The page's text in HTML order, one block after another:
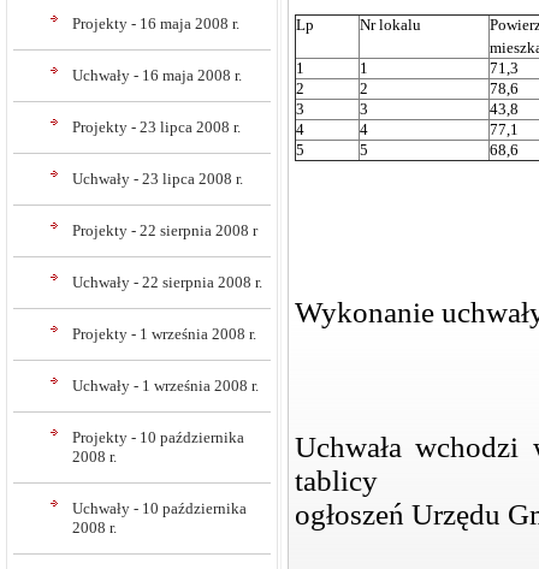
Projekty - 16 maja 2008 r.
Uchwały - 16 maja 2008 r.
Projekty - 23 lipca 2008 r.
Uchwały - 23 lipca 2008 r.
Projekty - 22 sierpnia 2008 r
Uchwały - 22 sierpnia 2008 r.
Projekty - 1 września 2008 r.
Uchwały - 1 września 2008 r.
Projekty - 10 października
2008 r.
Uchwały - 10 października
2008 r.
Lp Nr lokalu
1
1
71,3
2
2
78,6
3
3
43,8
4
4
77,1
5
5 68,6
Wykonanie
Uchwała
tablicy
ogłoszeń Urzędu